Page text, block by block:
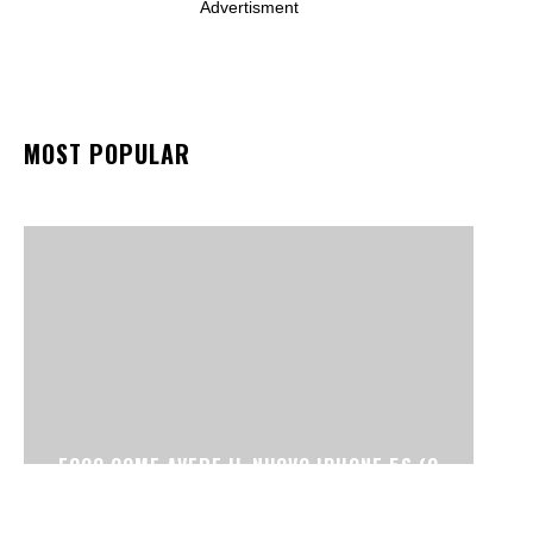
Advertisment
MOST POPULAR
ECCO COME AVERE IL NUOVO IPHONE 5S (O